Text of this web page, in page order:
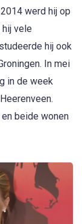
werd hij op
vele
hij ook
In mei
in de week
beide wonen